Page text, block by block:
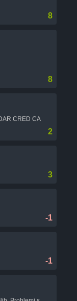
8
8
CRED CA
2
3
-1
-1